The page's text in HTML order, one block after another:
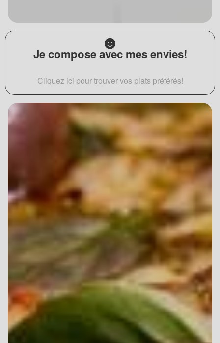
Je compose avec mes envies!
Cliquez ici pour trouver vos plats préférés!